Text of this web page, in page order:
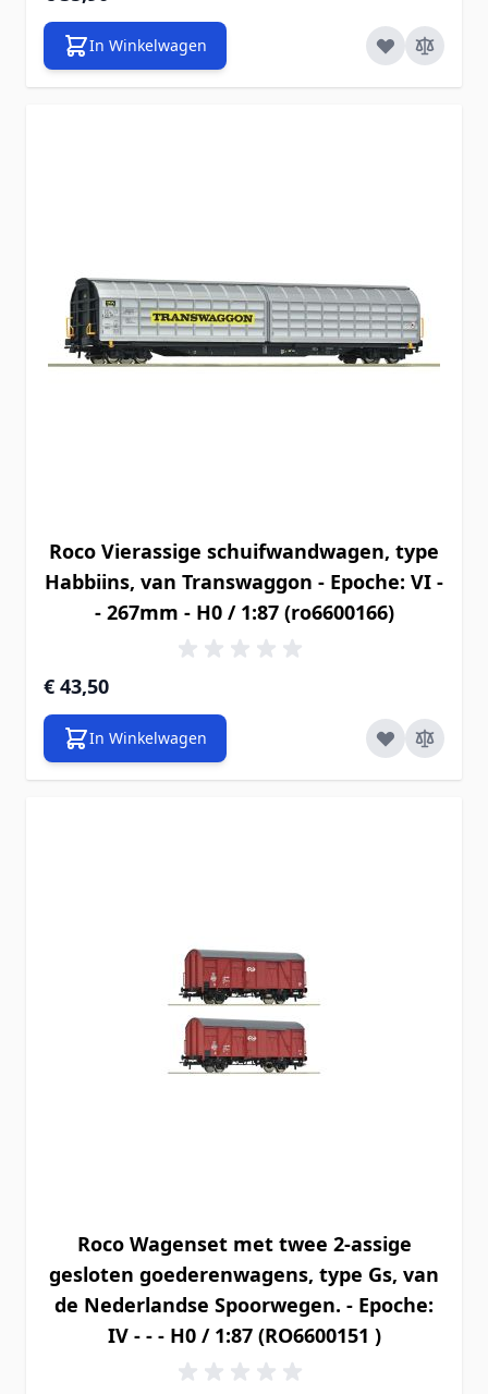
In Winkelwagen
Roco Vierassige schuifwandwagen, type
Habbiins, van Transwaggon - Epoche: VI -
- 267mm - H0 / 1:87 (ro6600166)
€ 43,50
In Winkelwagen
Roco Wagenset met twee 2-assige
gesloten goederenwagens, type Gs, van
de Nederlandse Spoorwegen. - Epoche:
IV - - - H0 / 1:87 (RO6600151 )